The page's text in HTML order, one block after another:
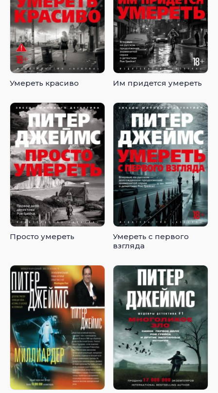
Умереть красиво Им придется умереть
Просто умереть
Умереть с первого
взгляда